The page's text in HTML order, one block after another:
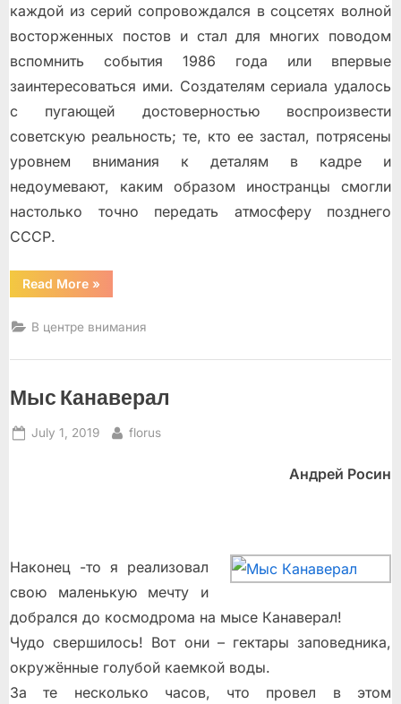
каждой из серий сопровождался в соцсетях волной
восторженных постов и стал для многих поводом
вспомнить события 1986 года или впервые
заинтересоваться ими. Создателям сериала удалось
с пугающей достоверностью воспроизвести
советскую реальность; те, кто ее застал, потрясены
уровнем внимания к деталям в кадре и
недоумевают, каким образом иностранцы смогли
настолько точно передать атмосферу позднего
СССР.
Read More“О
мини-
»
В центре внимания
Мыс Канаверал
Posted
July 1, 2019 By
florus
Андрей Росин
Наконец -то я реализовал
свою маленькую мечту и
добрался до космодрома на мысе Канаверал!
Чудо свершилось! Вот они – гектары заповедника,
окружённые голубой каемкой воды.
За те несколько часов, что провел в этом